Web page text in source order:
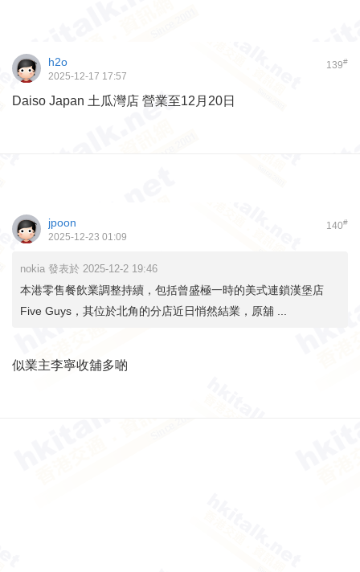
139#
h2o
2025-12-17 17:57
Daiso Japan 土瓜灣店 營業至12月20日
140#
jpoon
2025-12-23 01:09
nokia 發表於 2025-12-2 19:46
本港零售餐飲業調整持續，包括曾盛極一時的美式連鎖漢堡店
Five Guys，其位於北角的分店近日悄然結業，原舖 ...
似業主李寧收舖多啲